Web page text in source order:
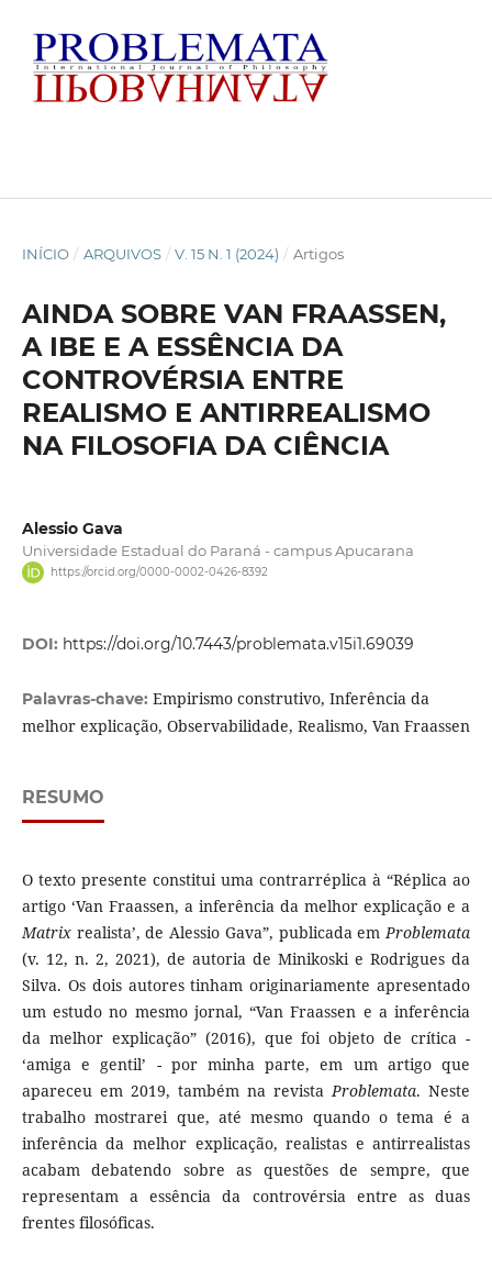
INÍCIO / ARQUIVOS / V. 15 N. 1 (2024) / Artigos
AINDA SOBRE VAN FRAASSEN,
A IBE E A ESSÊNCIA DA
CONTROVÉRSIA ENTRE
REALISMO E ANTIRREALISMO
NA FILOSOFIA DA CIÊNCIA
Alessio Gava
Universidade Estadual do Paraná - campus Apucarana
https://orcid.org/0000-0002-0426-8392
DOI: https://doi.org/10.7443/problemata.v15i1.69039
Palavras-chave: Empirismo construtivo, Inferência da
melhor explicação, Observabilidade, Realismo, Van Fraassen
RESUMO
O texto presente constitui uma contrarréplica à “Réplica ao
artigo ‘Van Fraassen, a inferência da melhor explicação e a
Matrixrealista’, de Alessio Gava”, publicada emProblemata
(v. 12, n. 2, 2021), de autoria de Minikoski e Rodrigues da
Silva. Os dois autores tinham originariamente apresentado
um estudo no mesmo jornal, “Van Fraassen e a inferência
da melhor explicação” (2016), que foi objeto de crítica -
‘amiga e gentil’ - por minha parte, em um artigo que
apareceu em 2019, também na revistaProblemata. Neste
trabalho mostrarei que, até mesmo quando o tema é a
inferência da melhor explicação, realistas e antirrealistas
acabam debatendo sobre as questões de sempre, que
representam a essência da controvérsia entre as duas
frentes filosóficas.